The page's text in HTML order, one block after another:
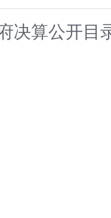
决算公开目